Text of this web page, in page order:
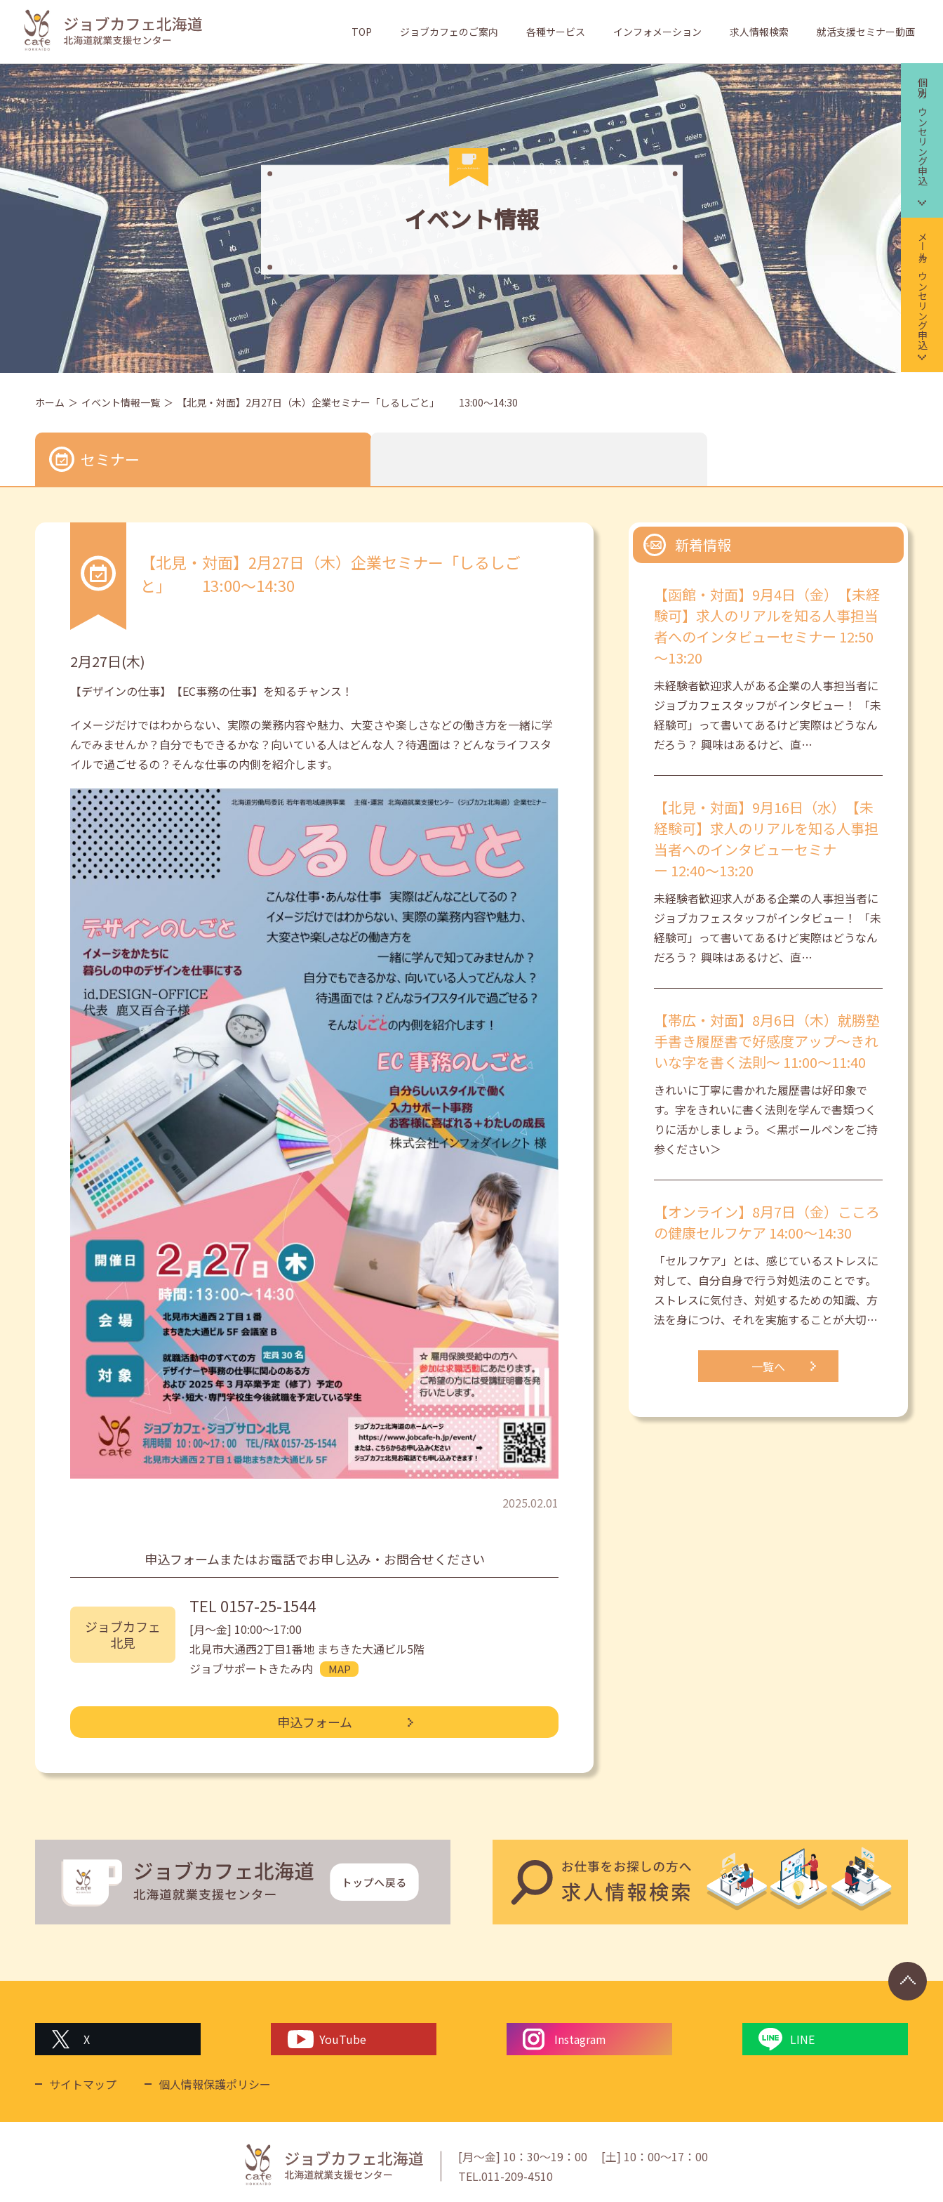
TOP ジョブカフェのご案内 各種サービス インフォメーション 求人情報検索 就活支援セミナー動画
個別カウンセリング申込
メールカウンセリング申込
イベント情報
ホーム イベント情報一覧 【北見・対面】2月27日（木）企業セミナー「しるしごと」 13:00～14:30
セミナー
【北見・対面】2月27日（木）企業セミナー「しるしご
と」 13:00～14:30
2月27日(木)
【デザインの仕事】【EC事務の仕事】を知るチャンス！
イメージだけではわからない、実際の業務内容や魅力、大変さや楽しさなどの働き方を一緒に学
んでみませんか？自分でもできるかな？向いている人はどんな人？待遇面は？どんなライフスタ
イルで過ごせるの？そんな仕事の内側を紹介します。
2025.02.01
申込フォームまたはお電話でお申し込み・お問合せください
ジョブカフェ
北見
TEL 0157-25-1544
[月〜金] 10:00〜17:00
北見市大通西2丁目1番地 まちきた大通ビル5階
ジョブサポートきたみ内
MAP
申込フォーム
新着情報
【函館・対面】9月4日（金）【未経
験可】求人のリアルを知る人事担当
者へのインタビューセミナー 12:50
～13:20
未経験者歓迎求人がある企業の人事担当者に
ジョブカフェスタッフがインタビュー！ 「未
経験可」って書いてあるけど実際はどうなん
だろう？ 興味はあるけど、直…
【北見・対面】9月16日（水）【未
経験可】求人のリアルを知る人事担
当者へのインタビューセミナ
ー 12:40～13:20
未経験者歓迎求人がある企業の人事担当者に
ジョブカフェスタッフがインタビュー！ 「未
経験可」って書いてあるけど実際はどうなん
だろう？ 興味はあるけど、直…
【帯広・対面】8月6日（木）就勝塾
手書き履歴書で好感度アップ～きれ
いな字を書く法則～ 11:00～11:40
きれいに丁寧に書かれた履歴書は好印象で
す。字をきれいに書く法則を学んで書類つく
りに活かしましょう。＜黒ボールペンをご持
参ください＞
【オンライン】8月7日（金）こころ
の健康セルフケア 14:00～14:30
「セルフケア」とは、感じているストレスに
対して、自分自身で行う対処法のことです。
ストレスに気付き、対処するための知識、方
法を身につけ、それを実施することが大切…
一覧へ
X YouTube Instagram LINE
サイトマップ 個人情報保護ポリシー
[月〜金] 10：30〜19：00 [土] 10：00〜17：00
TEL.011-209-4510